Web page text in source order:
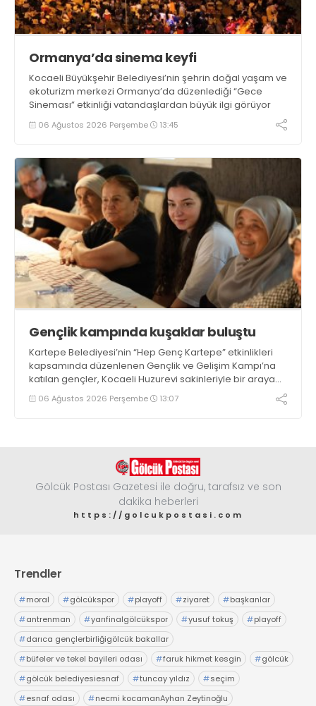
Ormanya’da sinema keyfi
Kocaeli Büyükşehir Belediyesi’nin şehrin doğal yaşam ve
ekoturizm merkezi Ormanya’da düzenlediği “Gece
Sineması” etkinliği vatandaşlardan büyük ilgi görüyor
06 Ağustos 2026 Perşembe 13:45
Gençlik kampında kuşaklar buluştu
Kartepe Belediyesi’nin “Hep Genç Kartepe” etkinlikleri
kapsamında düzenlenen Gençlik ve Gelişim Kampı’na
katılan gençler, Kocaeli Huzurevi sakinleriyle bir araya
geldi06 Ağustos 2026 Perşembe 13:07
Gölcük Postası Gazetesi ile doğru, tarafsız ve son
dakika heberleri
https://golcukpostasi.com
Trendler
#moral #gölcükspor #playoff #ziyaret #başkanlar
#antrenman #yarıfinalgölcükspor #yusuf tokuş #playoff
#darıca gençlerbirliğigölcük bakallar
#büfeler ve tekel bayileri odası #faruk hikmet kesgin #gölcük
#gölcük belediyesiesnaf #tuncay yıldız #seçim
#esnaf odası #necmi kocamanAyhan Zeytinoğlu